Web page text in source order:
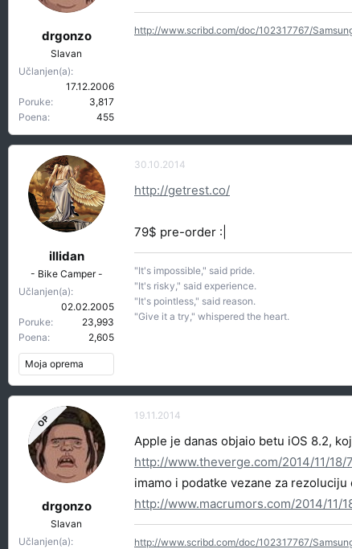
drgonzo
Slavan
Učlanjen(a)
17.12.2006
Poruke
3,817
Poena
455
http://www.scribd.com/doc/102317767/
illidan
- Bike Camper -
Učlanjen(a)
02.02.2005
Poruke
23,993
Poena
2,605
Moja oprema
30.10.2014
http://getrest.co/
79$ pre-order :|
"It's impossible," said pride.
"It's risky," said experience.
"It's pointless," said reason.
"Give it a try," whispered the heart.
OP
drgonzo
Slavan
Učlanjen(a)
19.11.2014
Apple je danas objaio betu iOS 8.2,
http://www.theverge.com/2014/11/
imamo i podatke vezane za
http://www.macrumors.com/2014/11/
http://www.scribd.com/doc/102317767/